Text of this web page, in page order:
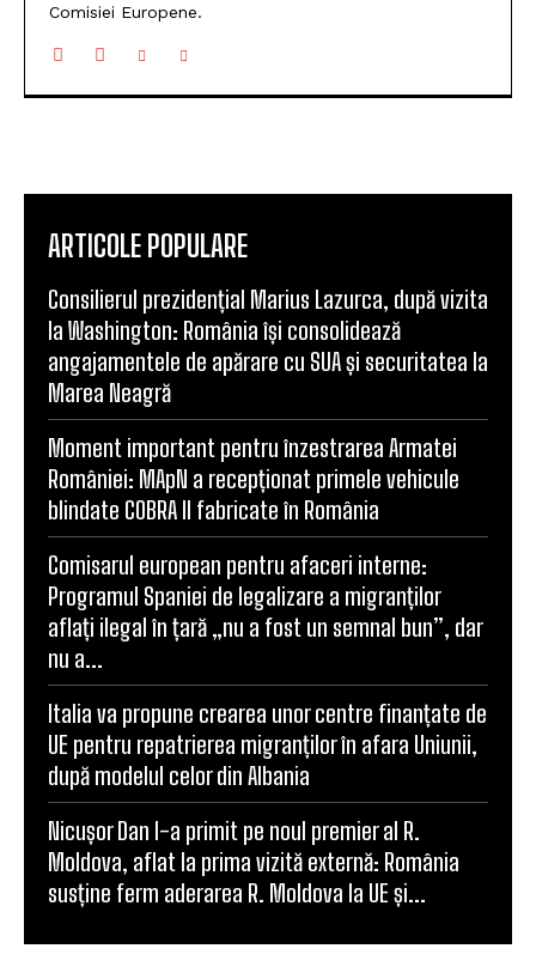
Comisiei Europene.
ARTICOLE POPULARE
Consilierul prezidențial Marius Lazurca, după vizita
la Washington: România își consolidează
angajamentele de apărare cu SUA și securitatea la
Marea Neagră
Moment important pentru înzestrarea Armatei
României: MApN a recepționat primele vehicule
blindate COBRA II fabricate în România
Comisarul european pentru afaceri interne:
Programul Spaniei de legalizare a migranților
aflați ilegal în țară „nu a fost un semnal bun”, dar
nu a...
Italia va propune crearea unor centre finanțate de
UE pentru repatrierea migranților în afara Uniunii,
după modelul celor din Albania
Nicușor Dan l-a primit pe noul premier al R.
Moldova, aflat la prima vizită externă: România
susține ferm aderarea R. Moldova la UE și...